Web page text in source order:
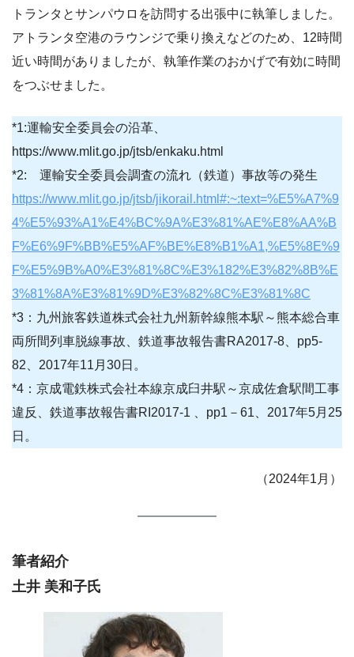
トランタとサンパウロを訪問する出張中に執筆しました。
アトランタ空港のラウンジで乗り換えなどのため、12時間
近い時間がありましたが、執筆作業のおかげで有効に時間
をつぶせました。
*1:運輸安全委員会の沿革、
https://www.mlit.go.jp/jtsb/enkaku.html
*2: 運輸安全委員会調査の流れ（鉄道）事故等の発生
https://www.mlit.go.jp/jtsb/jikorail.html#:~:text=%E5%A7%9
4%E5%93%A1%E4%BC%9A%E3%81%AE%E8%AA%B
F%E6%9F%BB%E5%AF%BE%E8%B1%A1,%E5%8E%9
F%E5%9B%A0%E3%81%8C%E3%182%E3%82%8B%E
3%81%8A%E3%81%9D%E3%82%8C%E3%81%8C
*3：九州旅客鉄道株式会社九州新幹線熊本駅～熊本総合車
両所間列車脱線事故、鉄道事故報告書RA2017-8、pp5-
82、2017年11月30日。
*4：京成電鉄株式会社本線京成臼井駅～京成佐倉駅間工事
違反、鉄道事故報告書RI2017-1 、pp1－61、2017年5月25
日。
（2024年1月）
筆者紹介
土井 美和子氏